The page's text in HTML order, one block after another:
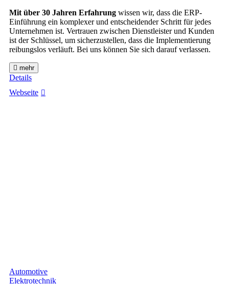
Mit über 30 Jahren Erfahrung wissen wir, dass die ERP-
Einführung ein komplexer und entscheidender Schritt für jedes
Unternehmen ist. Vertrauen zwischen Dienstleister und Kunden
ist der Schlüssel, um sicherzustellen, dass die Implementierung
reibungslos verläuft. Bei uns können Sie sich darauf verlassen.
mehr
Details
Webseite
Automotive
Elektrotechnik